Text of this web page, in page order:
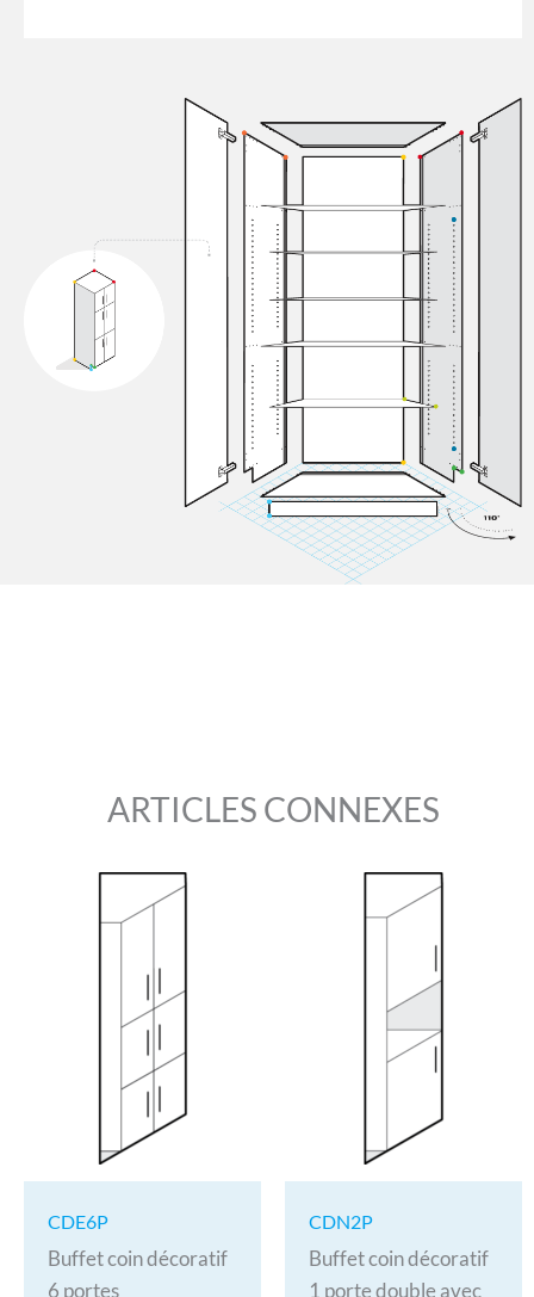
ARTICLES CONNEXES
CDE6P
Buffet coin décoratif
6 portes
CDN2P
Buffet coin décoratif
1 porte double avec